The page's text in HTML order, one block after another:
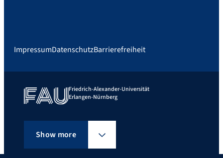
ImpressumDatenschutzBarrierefreiheit
Friedrich-Alexander-Universität
Erlangen-Nürnberg
Show more